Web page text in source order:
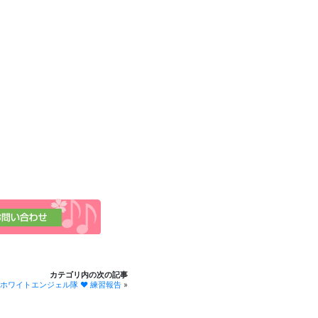
カテゴリ内の次の記事
ホワイトエンジェル隊 ❤ 練習報告 »